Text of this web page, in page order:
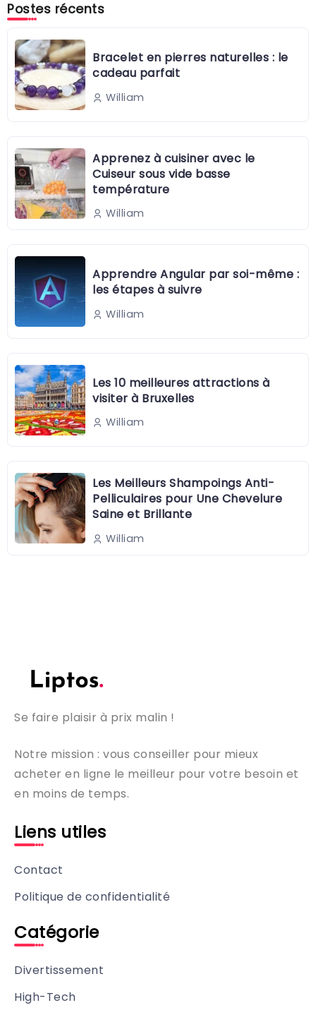
Postes récents
Bracelet en pierres naturelles : le
cadeau parfait
William
Apprenez à cuisiner avec le
Cuiseur sous vide basse
température
William
Apprendre Angular par soi-même :
les étapes à suivre
William
Les 10 meilleures attractions à
visiter à Bruxelles
William
Les Meilleurs Shampoings Anti-
Pelliculaires pour Une Chevelure
Saine et Brillante
William
Se faire plaisir à prix malin !
Notre mission : vous conseiller pour mieux
acheter en ligne le meilleur pour votre besoin et
en moins de temps.
Liens utiles
Contact
Politique de confidentialité
Catégorie
Divertissement
High-Tech